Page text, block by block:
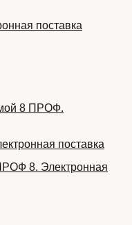
поставка
8 ПРОФ.
поставка
8. Электронная